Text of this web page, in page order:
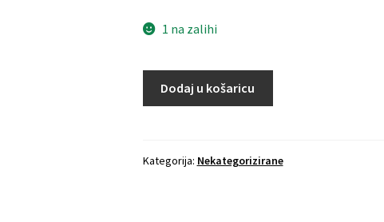
1 na zalihi
Dodaj u košaricu
Kategorija: Nekategorizirane